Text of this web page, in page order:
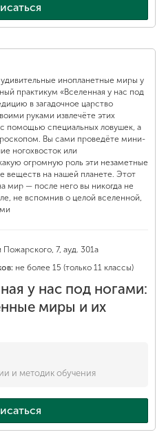
инопланетные миры у
практикум «Вселенная у нас под
в загадочное царство
руками извлечёте этих
помощью специальных ловушек, а
Вы сами проведёте мини-
ногохвосток или
огромную роль эти незаметные
веществ на нашей планете. Этот
мир — после него вы никогда не
не вспомнив о целой вселенной,
7, ауд. 301а
не более 15 (только 11 классы)
у нас под ногами:
миры и их
и методик обучения